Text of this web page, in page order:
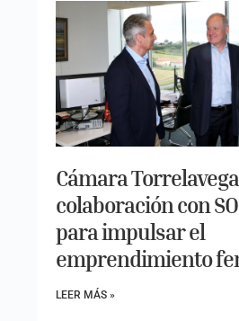
Cámara
colaboración con
para impulsar el
emprendimiento
LEER MÁS »